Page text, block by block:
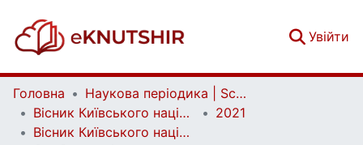
Увійти
Головна
Наукова періодика | Scientific periodicals
Вісник Київського національного університету імені Тараса Шевченка. Географія | Bulletin of Taras Shevchenko National University of Kyiv. Geography
2021
Вісник Київського національного університету імені Тараса Шевченка. Географія. Випуск 1/2 (78/79)